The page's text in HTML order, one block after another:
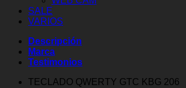
SALE
VARIOS
Descripción
Marca
Testimonios
TECLADO QWERTY GTC KBG 206